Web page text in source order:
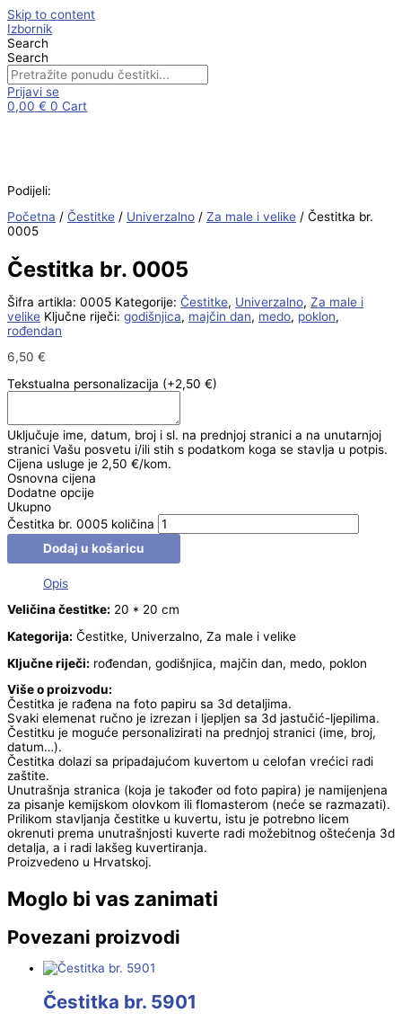
Skip to content
Izbornik
Search
Search
Prijavi se
0,00 € 0 Cart
Podijeli:
Početna / Čestitke / Univerzalno / Za male i velike / Čestitka br.
0005
Čestitka br. 0005
Šifra artikla: 0005 Kategorije: Čestitke, Univerzalno, Za male i
velike Ključne riječi: godišnjica, majčin dan, medo, poklon,
rođendan
6,50 €
Tekstualna personalizacija (+2,50 €)
Uključuje ime, datum, broj i sl. na prednjoj stranici a na unutarnjoj
stranici Vašu posvetu i/ili stih s podatkom koga se stavlja u potpis.
Cijena usluge je 2,50 €/kom.
Osnovna cijena
Dodatne opcije
Ukupno
Čestitka br. 0005 količina
Dodaj u košaricu
Opis
Veličina čestitke: 20 * 20 cm
Kategorija: Čestitke, Univerzalno, Za male i velike
Ključne riječi: rođendan, godišnjica, majčin dan, medo, poklon
Više o proizvodu:
Čestitka je rađena na foto papiru sa 3d detaljima.
Svaki elemenat ručno je izrezan i ljepljen sa 3d jastučić-ljepilima.
Čestitku je moguće personalizirati na prednjoj stranici (ime, broj,
datum…).
Čestitka dolazi sa pripadajućom kuvertom u celofan vrećici radi
zaštite.
Unutrašnja stranica (koja je također od foto papira) je namijenjena
za pisanje kemijskom olovkom ili flomasterom (neće se razmazati).
Prilikom stavljanja čestitke u kuvertu, istu je potrebno licem
okrenuti prema unutrašnjosti kuverte radi možebitnog oštećenja 3d
detalja, a i radi lakšeg kuvertiranja.
Proizvedeno u Hrvatskoj.
Moglo bi vas zanimati
Povezani proizvodi
Čestitka br. 5901